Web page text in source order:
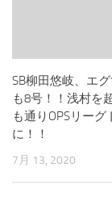
SB柳田悠岐、エグ
も8号！！浅村を
も通りOPSリーグ
に！！
7月 13, 2020